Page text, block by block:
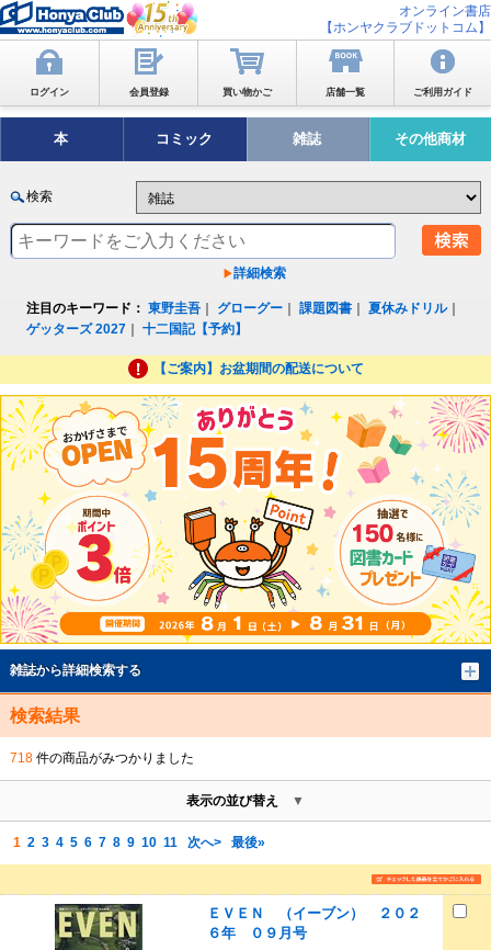
オンライン書店
【ホンヤクラブドットコム】
ログイン 会員登録 買い物かご 店舗一覧 ご利用ガイド
本 コミック 雑誌 その他商材
検索
詳細検索
注目のキーワード： 東野圭吾 グローグー ｜課題図書 ｜夏休みドリル｜
ゲッターズ 2027 ｜十二国記【予約】
【ご案内】お盆期間の配送について
雑誌から詳細検索する
検索結果
718件の商品がみつかりました
表示の並び替え
1 2 3 4 5 6 7 8 9 10 11 次へ> 最後»
ＥＶＥＮ （イーブン） ２０２
６年 ０９月号